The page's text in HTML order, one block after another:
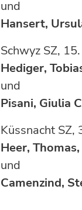
und
Hansert,
Schwyz
Hediger,
und
Pisani, Giulia
Heer, Thomas,
und
Camenzind,